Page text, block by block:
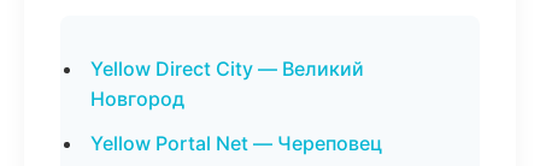
Yellow Direct City — Великий
Новгород
Yellow Portal Net — Череповец